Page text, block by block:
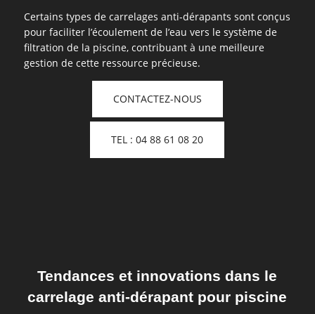
Certains types de carrelages anti-dérapants sont conçus
pour faciliter l’écoulement de l’eau vers le système de
filtration de la piscine, contribuant à une meilleure
gestion de cette ressource précieuse.
CONTACTEZ-NOUS
TEL : 04 88 61 08 20
Tendances et innovations dans le
carrelage anti-dérapant pour piscine